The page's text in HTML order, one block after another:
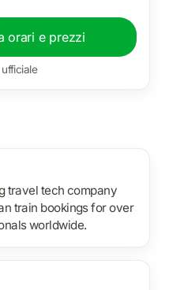
orari e prezzi
ufficiale
travel tech company
train bookings for over
worldwide.